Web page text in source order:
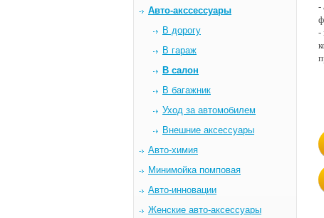
Авто-акссессуары
В дорогу
В гараж
В салон
В багажник
Уход за автомобилем
Внешние аксессуары
Авто-химия
Минимойка помповая
Авто-инновации
Женские авто-аксессуары
-
-